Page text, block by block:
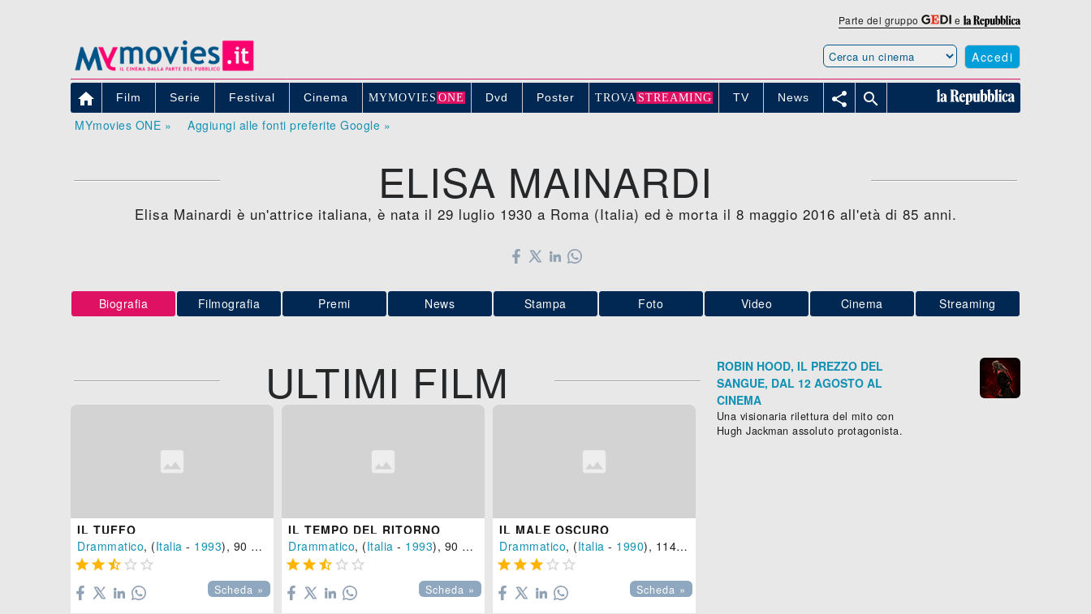
Parte del gruppo e
Accedi
 Film Serie Festival Cinema MYMOVIE S ONE Dvd Poster TROVA STREAMING TV News  
MYmovies ONE » Aggiungi alle fonti preferite Google »
ELISA MAINARDI
Elisa Mainardi è un'attrice italiana, è nata il 29 luglio 1930 a Roma (Italia) ed è morta il 8 maggio 2016 all'età di 85 anni.
Biografia Filmografia Premi News Stampa Foto Video Cinema Streaming
ULTIMI FILM
IL TUFFO
Drammatico, (Italia - 1993), 90 min.
    
Scheda »
IL TEMPO DEL RITORNO
Drammatico, (Italia - 1993), 90 min.
    
Scheda »
IL MALE OSCURO
Drammatico, (Italia - 1990), 114 min.
    
Scheda »
ROBIN HOOD, IL PREZZO DEL
SANGUE, DAL 12 AGOSTO AL
CINEMA
Una visionaria rilettura del mito con
Hugh Jackman assoluto protagonista.